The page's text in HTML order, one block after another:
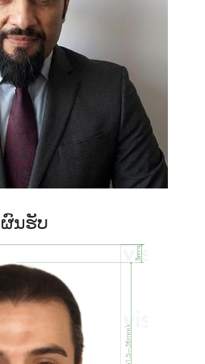
ຜົນຮັບ